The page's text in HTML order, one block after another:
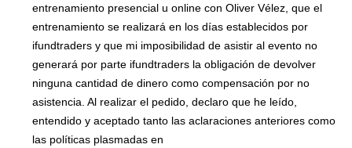
entrenamiento presencial u online con Oliver Vélez, que el
entrenamiento se realizará en los días establecidos por
ifundtraders y que mi imposibilidad de asistir al evento no
generará por parte ifundtraders la obligación de devolver
ninguna cantidad de dinero como compensación por no
asistencia. Al realizar el pedido, declaro que he leído,
entendido y aceptado tanto las aclaraciones anteriores como
las políticas plasmadas en